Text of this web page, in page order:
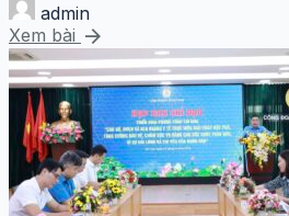
admin
Xem bài arrow_forward